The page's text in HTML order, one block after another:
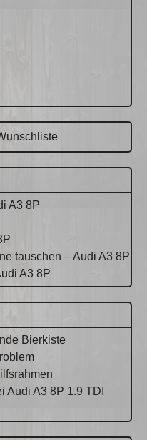
A3 8P
tauschen – Audi A3 8P
A3 8P
Bierkiste
Audi A3 8P 1.9 TDI